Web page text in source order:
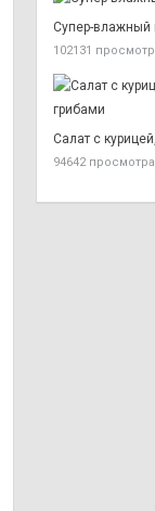
Супер-влажный
102131 просмотр
Салат с
94642 просмотра